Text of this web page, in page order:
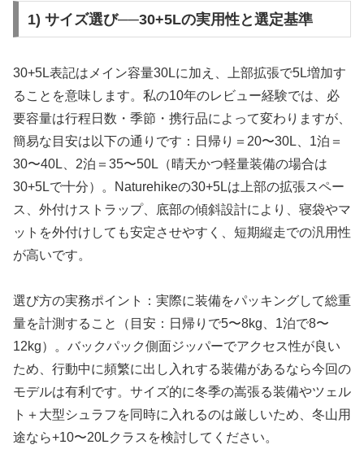
1) サイズ選び──30+5Lの実用性と選定基準
30+5L表記はメイン容量30Lに加え、上部拡張で5L増加す
ることを意味します。私の10年のレビュー経験では、必
要容量は行程日数・季節・携行品によって変わりますが、
簡易な目安は以下の通りです：日帰り＝20〜30L、1泊＝
30〜40L、2泊＝35〜50L（晴天かつ軽量装備の場合は
30+5Lで十分）。Naturehikeの30+5Lは上部の拡張スペー
ス、外付けストラップ、底部の傾斜設計により、寝袋やマ
ットを外付けしても安定させやすく、短期縦走での汎用性
が高いです。
選び方の実務ポイント：実際に装備をパッキングして総重
量を計測すること（目安：日帰りで5〜8kg、1泊で8〜
12kg）。バックパック側面ジッパーでアクセス性が良い
ため、行動中に頻繁に出し入れする装備があるなら今回の
モデルは有利です。サイズ的に冬季の嵩張る装備やツェル
ト＋大型シュラフを同時に入れるのは厳しいため、冬山用
途なら+10〜20Lクラスを検討してください。